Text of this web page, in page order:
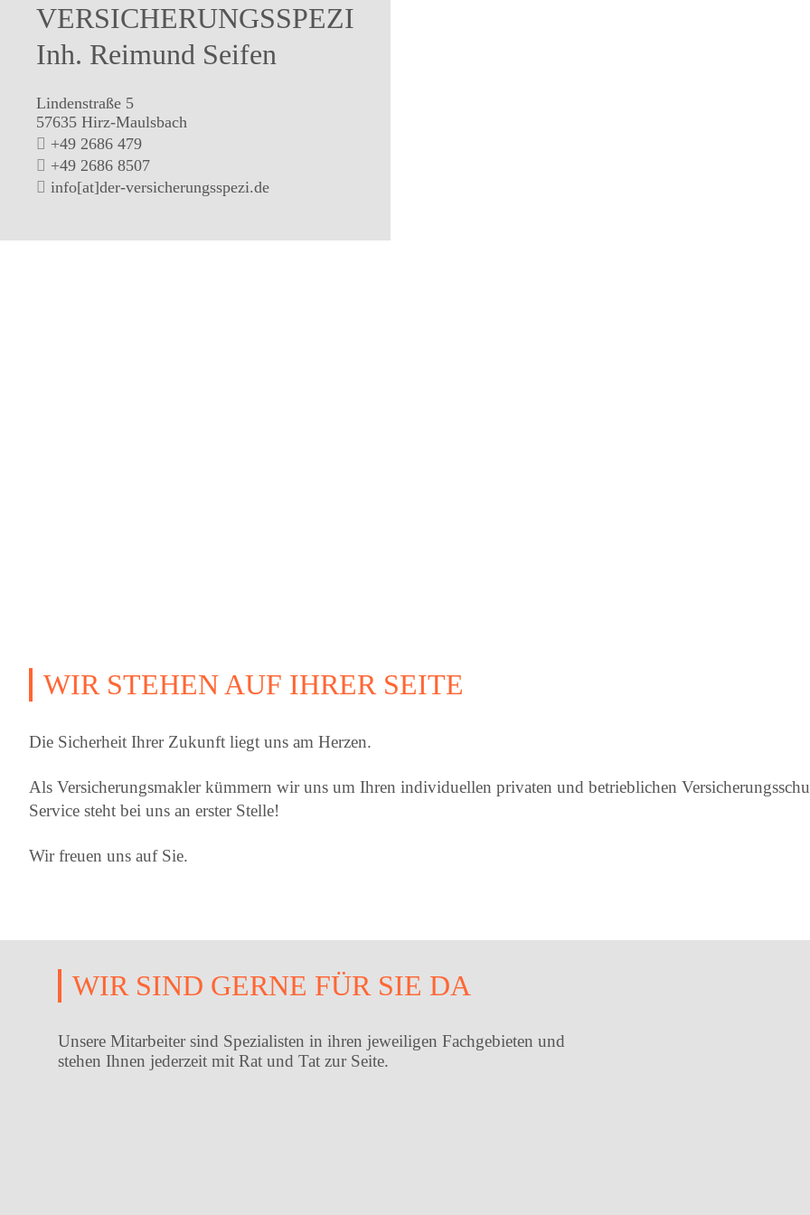
VERSICHERUNGSSPEZI
Inh. Reimund Seifen
Lindenstraße 5
57635 Hirz-Maulsbach
+49 2686 479
+49 2686 8507
info[at]der-versicherungsspezi.de
WIR STEHEN AUF IHRER SEITE
Die Sicherheit Ihrer Zukunft liegt uns am Herzen.
Als Versicherungsmakler kümmern wir uns um Ihren individuellen privaten und betrieblichen
Service steht bei uns an erster Stelle!
Wir freuen uns auf Sie.
WIR SIND GERNE FÜR SIE DA
Unsere Mitarbeiter sind Spezialisten in ihren jeweiligen Fachgebieten und
stehen Ihnen jederzeit mit Rat und Tat zur Seite.